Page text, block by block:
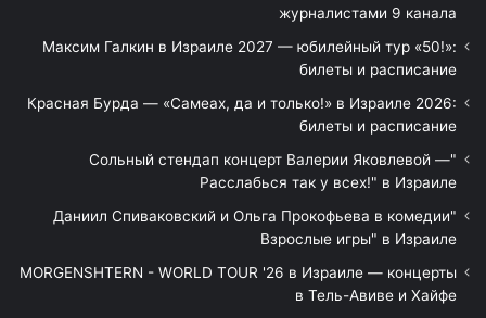
журналистами 9 канала
Максим Галкин в Израиле 2027 — юбилейный тур «50!»:
билеты и расписание
Красная Бурда — «Самеах, да и только!» в Израиле 2026:
билеты и расписание
"Сольный стендап концерт Валерии Яковлевой —
Расслабься так у всех!" в Израиле
"Даниил Спиваковский и Ольга Прокофьева в комедии
Взрослые игры" в Израиле
MORGENSHTERN - WORLD TOUR '26 в Израиле — концерты
в Тель-Авиве и Хайфе